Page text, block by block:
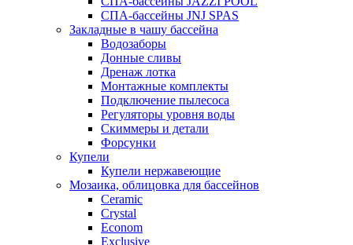
СПА-бассейны JNJ SPAS
Закладные в чашу бассейна
Водозаборы
Донные сливы
Дренаж лотка
Монтажные комплекты
Подключение пылесоса
Регуляторы уровня воды
Скиммеры и детали
Форсунки
Купели
Купели нержавеющие
Мозаика, облицовка для бассейнов
Ceramic
Crystal
Econom
Exclusive